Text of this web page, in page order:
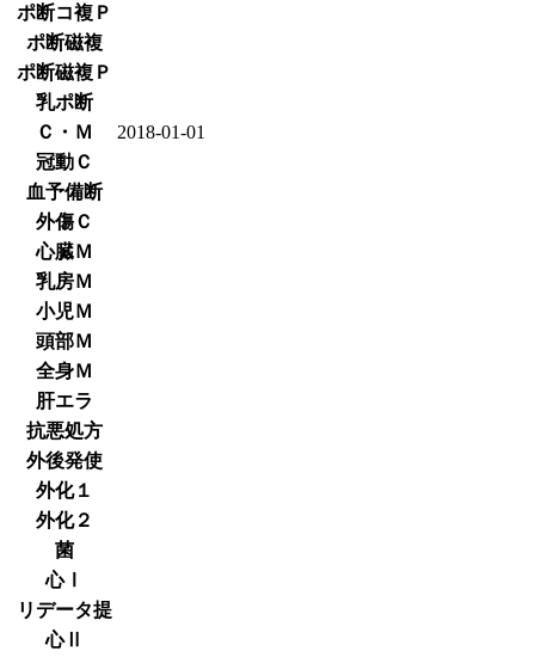
ポ断コ複Ｐ
ポ断磁複
ポ断磁複Ｐ
乳ポ断
Ｃ・Ｍ
2018-01-01
冠動Ｃ
血予備断
外傷Ｃ
心臓Ｍ
乳房Ｍ
小児Ｍ
頭部Ｍ
全身Ｍ
肝エラ
抗悪処方
外後発使
外化１
外化２
菌
心Ⅰ
リデータ提
心Ⅱ